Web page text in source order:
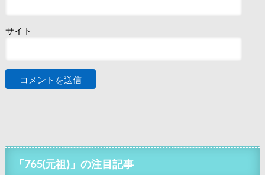
サイト
「765(元祖)」の注目記事